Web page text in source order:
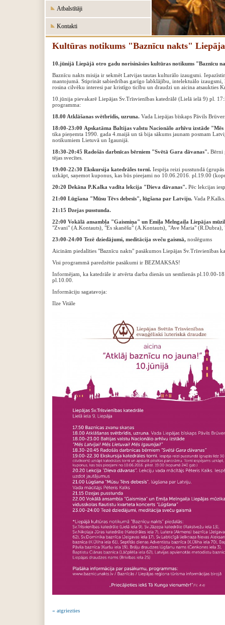
Atbalstītāji
Kontakti
Kultūras notikums "Baznīcu nakts"
10.jūnijā Liepājā otro gadu norisināsies kultūras notikums "Baznīcu
Baznīcu nakts misija ir sekmēt Latvijas tautas kulturālo izaugsmi.
mantojumā. Stiprināt sabiedrības garīgo labklājību, intelektuālo
rosina cilvēku interesi par kristīgo ticību un draudzi un aicina atsaukties
10.jūnija pievakarē Liepājas Sv.Trīsvienības katedrālē (Lielā ielā 9) pl.
programma:
18.00 Atklāšanas svētbrīdis, uzruna.Vada Liepājas bīskaps Pāvils
18:00-23:00 Apskatāma Baltijas valstu Nacionālo arhīvu izstāde
tika pieņemta 1990. gada 4.maijā un tā bija sākums jaunam posmam
notikumiem Lietuvā un Igaunijā.
18:30-20:45 Radošās darbnīcas bērniem "Svētā Gara dāvanas".Bērni
tējas svecītes.
19:00-22:30 Ekskursija katedrāles tornī.Iespēja reizi pusstundā
uzkāpt, saņemot kuponus, kas būs pieejami no 10.06.2016. pl.19.00
20:20 Dekāna P.Kalka vadīta lekcija "Dieva dāvanas".Pēc lekcijas
21:00 Lūgšana "Mūsu Tēvs debesīs", lūgšana par Latviju.Vada P.Kalks.
21:15 Dzejas pusstunda.
22:00 Vokālā ansambļa "Gaismiņa" un Emiļa Melngaiļa Liepājas
"Zvani" (A.Kontauts), "Es skanēšu" (A.Kontauts), "Ave Maria"
23:00-24:00 Tezē dziedājumi, meditācija sveču gaismā,noslēgums
Aicinām piedalīties "Baznīcu nakts" pasākumos Liepājas Sv.Trīsvienības
Visi programmā paredzētie pasākumi ir BEZMAKSAS!
Informējam, ka katedrāle ir atvērta darba dienās un sestdienās pl.10.00-
pl.10.00.
Informāciju sagatavoja:
Ilze Vitāle
« atgriezties